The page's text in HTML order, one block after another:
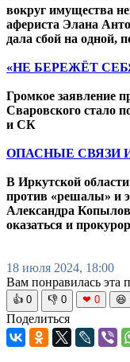
вокруг имущества
афериста Элана
дала сбой на одной,
«НЕ БЕРЕЖЁТ
Громкое заявление
Сваровского стало
и СК
ОПАСНЫЕ СВЯЗИ
В Иркутской
против «решалы» и
Александра
оказаться и
18 июля 2024, 18:00
Вам понравилась эта
👍 0 👎 0 ❤ 0 😆
Поделиться